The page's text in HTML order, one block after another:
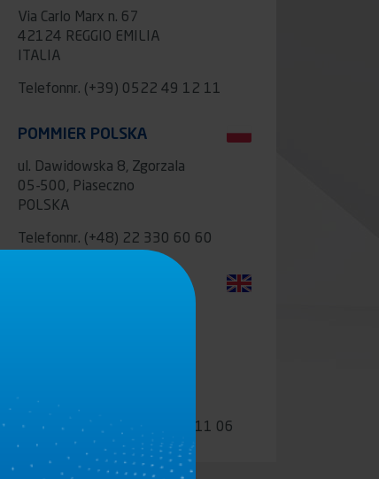
Via Carlo Marx n. 67
42124 REGGIO EMILIA
ITALIA
Telefonnr. (+39) 0522 49 12 11
POMMIER POLSKA
ul. Dawidowska 8, Zgorzala
05-500, Piaseczno
POLSKA
Telefonnr. (+48) 22 330 60 60
Telefonnr. (+44) 019 02 73 11 06